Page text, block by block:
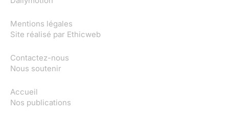
Mentions légales
Site réalisé par Ethicweb
Contactez-nous
Nous soutenir
Accueil
Nos publications